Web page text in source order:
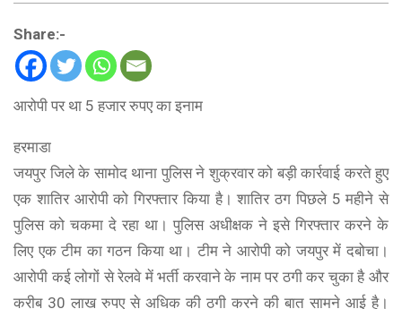
Share:-
आरोपी पर था 5 हजार रुपए का इनाम
हरमाडा
जयपुर जिले के सामोद थाना पुलिस ने शुक्रवार को बड़ी कार्रवाई करते हुए
एक शातिर आरोपी को गिरफ्तार किया है। शातिर ठग पिछले 5 महीने से
पुलिस को चकमा दे रहा था। पुलिस अधीक्षक ने इसे गिरफ्तार करने के
लिए एक टीम का गठन किया था। टीम ने आरोपी को जयपुर में दबोचा।
आरोपी कई लोगों से रेलवे में भर्ती करवाने के नाम पर ठगी कर चुका है और
करीब 30 लाख रुपए से अधिक की ठगी करने की बात सामने आई है।